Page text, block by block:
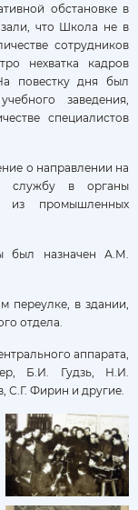
обстановке в
что Школа не в
сотрудников
нехватка кадров
повестку дня был
заведения,
специалистов
о направлении на
службу в органы
из промышленных
был назначен А.М.
переулке, в здании,
отдела.
аппарата,
Б.И. Гудзь, Н.И.
С.Г. Фирин и другие.